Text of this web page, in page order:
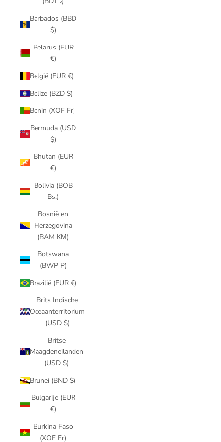
Barbados (BBD
$)
Belarus (EUR
€)
België (EUR €)
Belize (BZD $)
Benin (XOF Fr)
Bermuda (USD
$)
Bhutan (EUR
€)
Bolivia (BOB
Bs.)
Bosnië en
Herzegovina
(BAM КМ)
Botswana
(BWP P)
Brazilië (EUR €)
Brits Indische
Oceaanterritorium
(USD $)
Britse
Maagdeneilanden
(USD $)
Brunei (BND $)
Bulgarije (EUR
€)
Burkina Faso
(XOF Fr)